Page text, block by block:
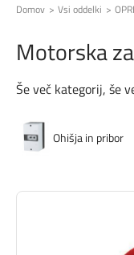
Domov Vsi oddelki
Motorska
Še več kategorij, še
Ohišja in pribor